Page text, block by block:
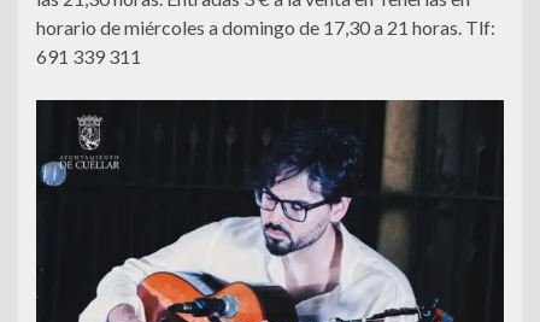
horario de miércoles a domingo de 17,30 a 21 horas. Tlf:
691 339 311